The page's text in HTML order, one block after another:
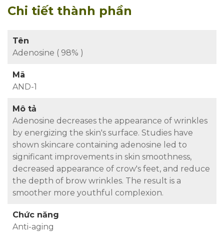
Chi tiết thành phần
Tên
Adenosine ( 98% )
Mã
AND-1
Mô tả
Adenosine decreases the appearance of wrinkles
by energizing the skin's surface. Studies have
shown skincare containing adenosine led to
significant improvements in skin smoothness,
decreased appearance of crow's feet, and reduce
the depth of brow wrinkles. The result is a
smoother more youthful complexion.
Chức năng
Anti-aging